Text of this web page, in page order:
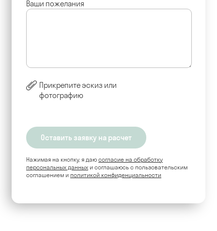
Ваши пожелания
Прикрепите эскиз или
фотографию
Нажимая на кнопку, я даю согласие на обработку
персональных данных и соглашаюсь c пользовательским
соглашением и политикой конфиденциальности